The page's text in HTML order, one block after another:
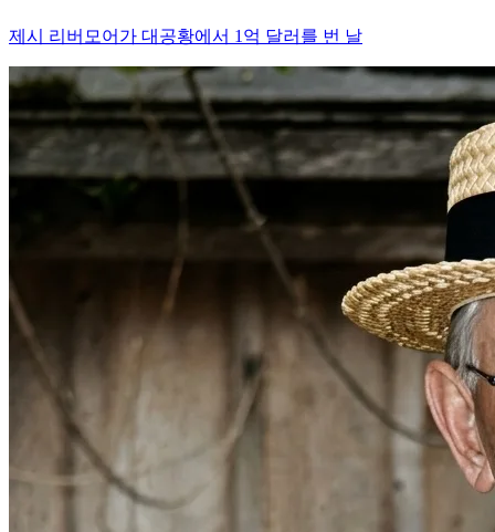
제시 리버모어가 대공황에서 1억 달러를 번 날